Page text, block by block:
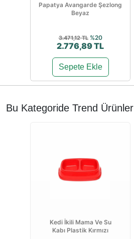
Papatya Avangarde Şezlong
Beyaz
3.471,12 TL %20
2.776,89 TL
Sepete Ekle
Bu Kategoride Trend Ürünler
Kedi İkili Mama Ve Su
Kabı Plastik Kırmızı